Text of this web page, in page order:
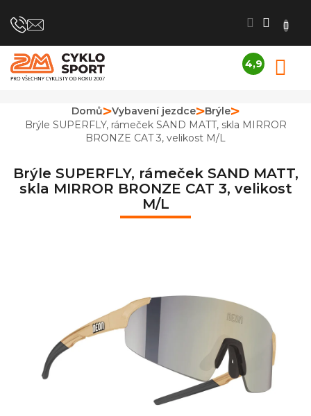
na
4,9
je
4,9
Domů Vybavení jezdce
Brýle
Brýle SUPERFLY, rámeček SAND MATT, skla MIRROR
BRONZE CAT 3, velikost M/L
Brýle SUPERFLY, rámeček SAND MATT,
skla MIRROR BRONZE CAT 3, velikost
M/L